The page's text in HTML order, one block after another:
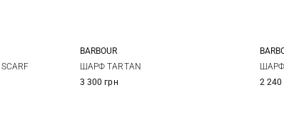
BARBOUR
ШАРФ TARTAN
3 300 грн
ШАРФ
2 240